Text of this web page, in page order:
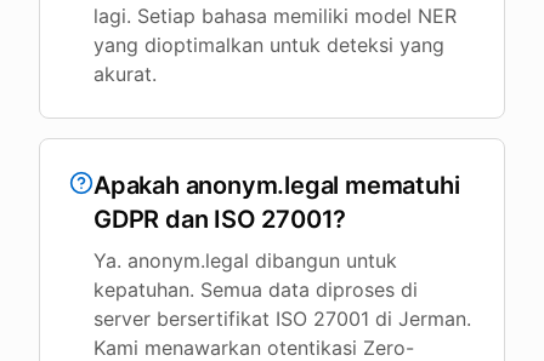
lagi. Setiap bahasa memiliki model NER
yang dioptimalkan untuk deteksi yang
akurat.
Apakah anonym.legal mematuhi
GDPR dan ISO 27001?
Ya. anonym.legal dibangun untuk
kepatuhan. Semua data diproses di
server bersertifikat ISO 27001 di Jerman.
Kami menawarkan otentikasi Zero-